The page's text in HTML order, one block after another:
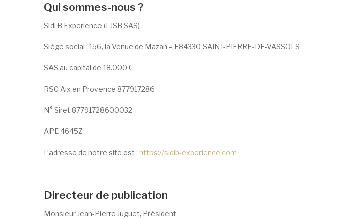
Qui sommes-nous ?
Sidi B Experience (LJSB SAS)
Siège social : 156, la Venue de Mazan – F84330 SAINT-PIERRE-DE-VASSOLS
SAS au capital de 18.000 €
RSC Aix en Provence 877917286
N° Siret 87791728600032
APE 4645Z
L’adresse de notre site est : https://sidib-experience.com
Directeur de publication
Monsieur Jean-Pierre Juguet, Président